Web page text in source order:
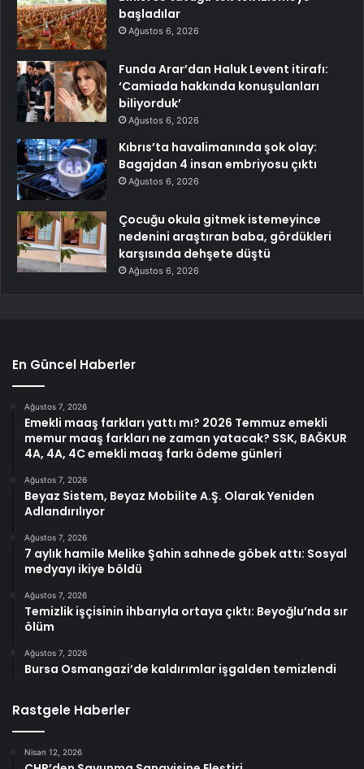
başladılar
Ağustos 6, 2026
Funda Arar’dan Haluk Levent itirafı:
‘Camiada hakkında konuşulanları
biliyorduk’
Ağustos 6, 2026
Kıbrıs’ta havalimanında şok olay:
Bagajdan 4 insan embriyosu çıktı
Ağustos 6, 2026
Çocuğu okula gitmek istemeyince
nedenini araştıran baba, gördükleri
karşısında dehşete düştü
Ağustos 6, 2026
En Güncel Haberler
Ağustos 7, 2026
Emekli maaş farkları yattı mı? 2026 Temmuz emekli
memur maaş farkları ne zaman yatacak? SSK, BAĞKUR
4A, 4A, 4C emekli maaş farkı ödeme günleri
Ağustos 7, 2026
Beyaz Sistem, Beyaz Mobilite A.Ş. Olarak Yeniden
Adlandırılıyor
Ağustos 7, 2026
7 aylık hamile Melike Şahin sahnede göbek attı: Sosyal
medyayı ikiye böldü
Ağustos 7, 2026
Temizlik işçisinin ihbarıyla ortaya çıktı: Beyoğlu’nda sır
ölüm
Ağustos 7, 2026
Bursa Osmangazi’de kaldırımlar işgalden temizlendi
Rastgele Haberler
Nisan 12, 2026